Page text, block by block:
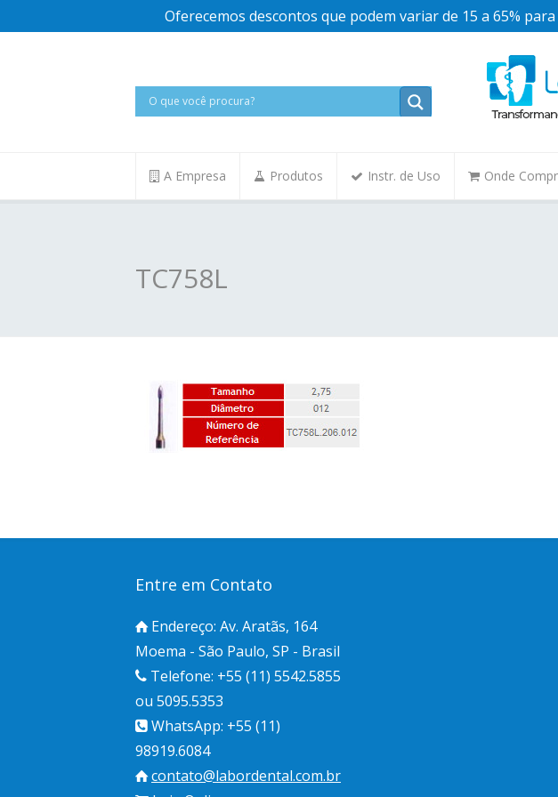
Oferecemos descontos que podem variar de 15 a 65%
A Empresa Produtos Instr. de Uso Onde
TC758L
Entre em Contato
Endereço: Av. Aratãs, 164
Moema - São Paulo, SP - Brasil
Telefone: +55 (11) 5542.5855
ou 5095.5353
WhatsApp: +55 (11)
98919.6084
contato@labordental.com.br